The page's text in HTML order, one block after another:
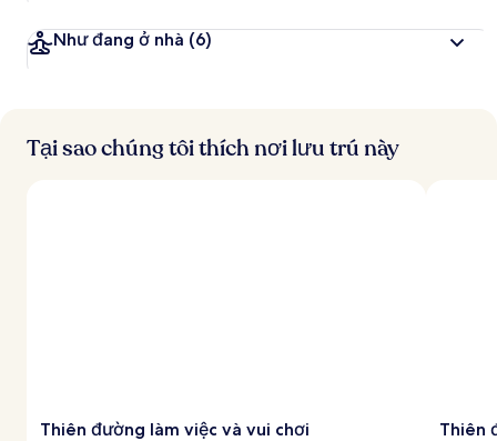
Như đang ở nhà (6)
Tại sao chúng tôi thích nơi lưu trú này
Thiên đường làm việc và vui chơi Thiên